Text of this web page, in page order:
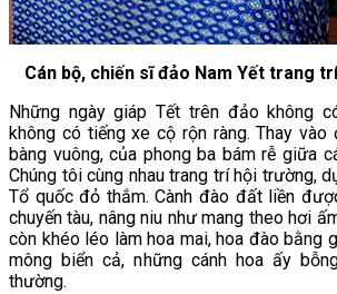
Cán bộ, chiến sĩ đảo Nam Yết trang
Những ngày giáp Tết trên đảo không
không có tiếng xe cộ rộn ràng. Thay vào
bàng vuông, của phong ba bám rễ giữa
Chúng tôi cùng nhau trang trí hội trường,
Tổ quốc đỏ thắm. Cành đào đất liền
chuyến tàu, nâng niu như mang theo hơi
còn khéo léo làm hoa mai, hoa đào bằng
mông biển cả, những cánh hoa ấy
thường.